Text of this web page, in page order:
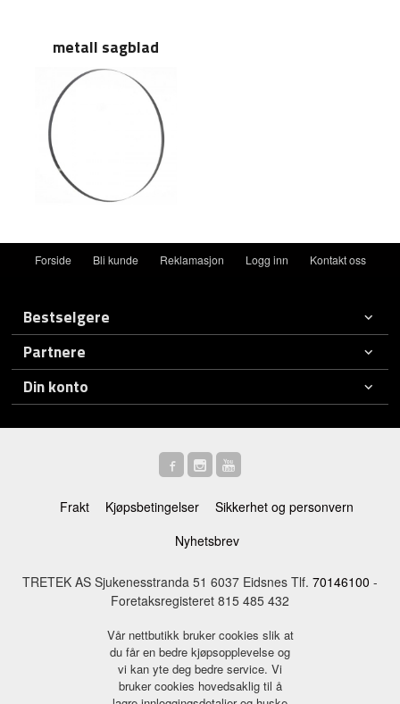
metall sagblad
Forside Bli kunde Reklamasjon Logg inn Kontakt oss
Bestselgere
Partnere
Din konto
Frakt Kjøpsbetingelser
Sikkerhet og personvern
Nyhetsbrev
TRETEK AS Sjukenesstranda 51 6037 Eidsnes Tlf. 70146100 -
Foretaksregisteret 815 485 432
Vår nettbutikk bruker cookies slik at
du får en bedre kjøpsopplevelse og
vi kan yte deg bedre service. Vi
bruker cookies hovedsaklig til å